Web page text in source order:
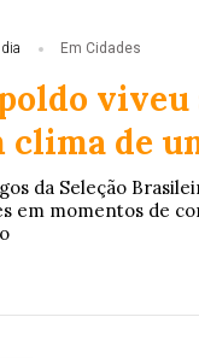
Economia
tem
Em Cidades
viveu
clima de
da Seleção
em momentos de